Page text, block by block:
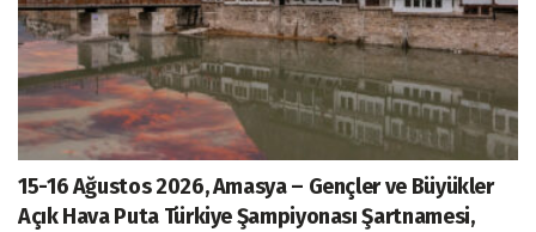
15-16 Ağustos 2026, Amasya – Gençler ve Büyükler
Açık Hava Puta Türkiye Şampiyonası Şartnamesi,